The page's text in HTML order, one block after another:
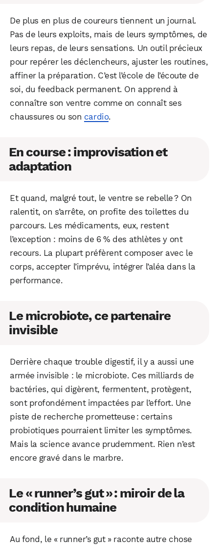
De plus en plus de coureurs tiennent un journal.
Pas de leurs exploits, mais de leurs symptômes, de
leurs repas, de leurs sensations. Un outil précieux
pour repérer les déclencheurs, ajuster les routines,
affiner la préparation. C’est l’école de l’écoute de
soi, du feedback permanent. On apprend à
connaître son ventre comme on connaît ses
chaussures ou son cardio.
En course : improvisation et
adaptation
Et quand, malgré tout, le ventre se rebelle ? On
ralentit, on s’arrête, on profite des toilettes du
parcours. Les médicaments, eux, restent
l’exception : moins de 6 % des athlètes y ont
recours. La plupart préfèrent composer avec le
corps, accepter l’imprévu, intégrer l’aléa dans la
performance.
Le microbiote, ce partenaire
invisible
Derrière chaque trouble digestif, il y a aussi une
armée invisible : le microbiote. Ces milliards de
bactéries, qui digèrent, fermentent, protègent,
sont profondément impactées par l’effort. Une
piste de recherche prometteuse : certains
probiotiques pourraient limiter les symptômes.
Mais la science avance prudemment. Rien n’est
encore gravé dans le marbre.
Le « runner’s gut » : miroir de la
condition humaine
Au fond, le « runner’s gut » raconte autre chose